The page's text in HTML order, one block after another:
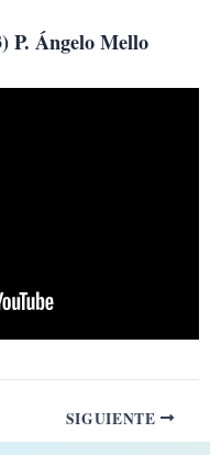
P. Ángelo Mello
SIGUIENTE